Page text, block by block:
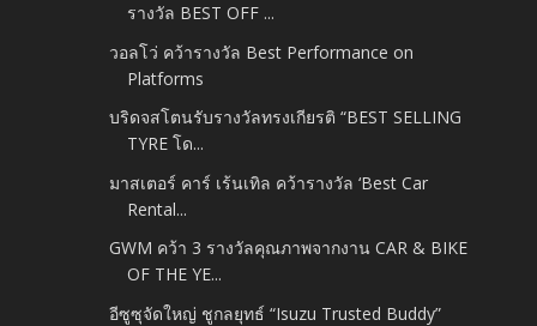
รางวัล BEST OFF ...
วอลโว่ คว้ารางวัล Best Performance on
Platforms
บริดจสโตนรับรางวัลทรงเกียรติ “BEST SELLING
TYRE โด...
มาสเตอร์ คาร์ เร้นเทิล คว้ารางวัล ‘Best Car
Rental...
GWM คว้า 3 รางวัลคุณภาพจากงาน CAR & BIKE
OF THE YE...
อีซูซุจัดใหญ่ ชูกลยุทธ์ “Isuzu Trusted Buddy”